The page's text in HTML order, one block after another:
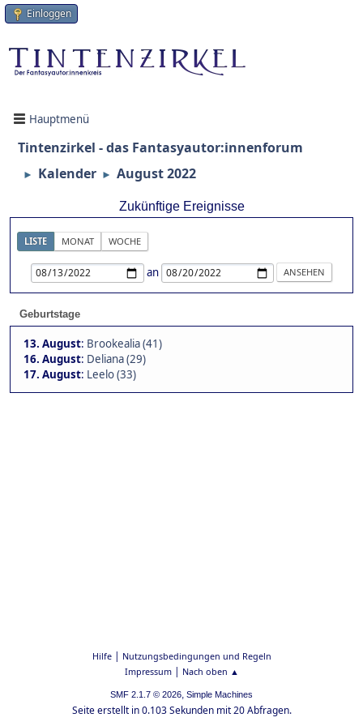
Einloggen
Hauptmenü
Tintenzirkel - das Fantasyautor:innenforum
► Kalender ► August 2022
Zukünftige Ereignisse
LISTE MONAT WOCHE
an
Geburtstage
13. August: Brookealia (41)
16. August: Deliana (29)
17. August: Leelo (33)
Hilfe| Nutzungsbedingungen und Regeln
Impressum| Nach oben ▲
SMF 2.1.7 © 2026, Simple Machines
Seite erstellt in 0.103 Sekunden mit 20 Abfragen.